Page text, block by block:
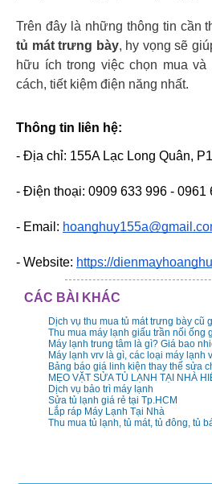
Trên đây là những thông tin cần
tủ mát trưng bày, hy vọng sẽ
hữu ích trong việc chọn mua và
cách, tiết kiệm điện năng nhất.
Thông tin liên hệ:
- Địa chỉ: 155A Lạc Long Quân,
- Điện thoại: 0909 633 996 - 0961
- Email:
- Website: https://
CÁC BÀI KHÁC
Dịch vụ thu mua tủ mát trưng bày cũ
Thu mua máy lạnh giấu trần nối ống
Máy lạnh trung tâm là gì? Giá bao
Máy lạnh vrv là gì, các loại máy lạnh
Bảng báo giá linh kiện thay thế sửa
MẸO VẶT SỬA TỦ LẠNH TẠI NHÀ
Dịch vụ bảo trì máy lạnh
Sửa tủ lạnh giá rẻ tại Tp.HCM
Lắp ráp Máy Lạnh Tại Nhà
Thu mua tủ lạnh, tủ mát, tủ đông, tủ